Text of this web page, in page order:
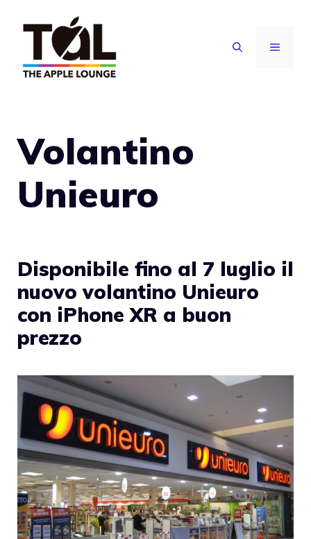
contenuto
MENU
Volantino
Unieuro
Disponibile fino al 7 luglio il
nuovo volantino Unieuro
con iPhone XR a buon
prezzo